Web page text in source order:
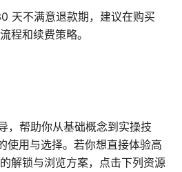
天不满意退款期，建议在购买
程和续费策略。
，帮助你从基础概念到实操技
使用与选择。若你想直接体验高
解锁与浏览方案，点击下列资源